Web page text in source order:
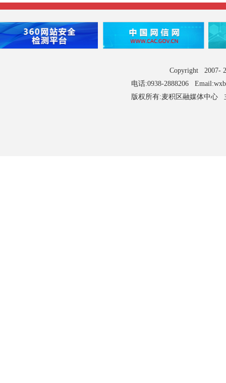
Copyright 2007-
电话:0938-2888206
版权所有:麦积区融媒体中心